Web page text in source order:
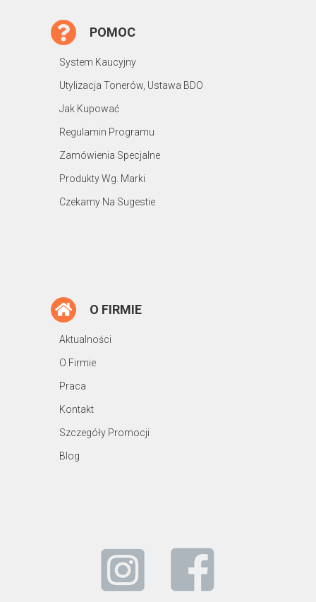
POMOC
System Kaucyjny
Utylizacja Tonerów, Ustawa BDO
Jak Kupować
Regulamin Programu
Zamówienia Specjalne
Produkty Wg. Marki
Czekamy Na Sugestie
O FIRMIE
Aktualności
O Firmie
Praca
Kontakt
Szczegóły Promocji
Blog